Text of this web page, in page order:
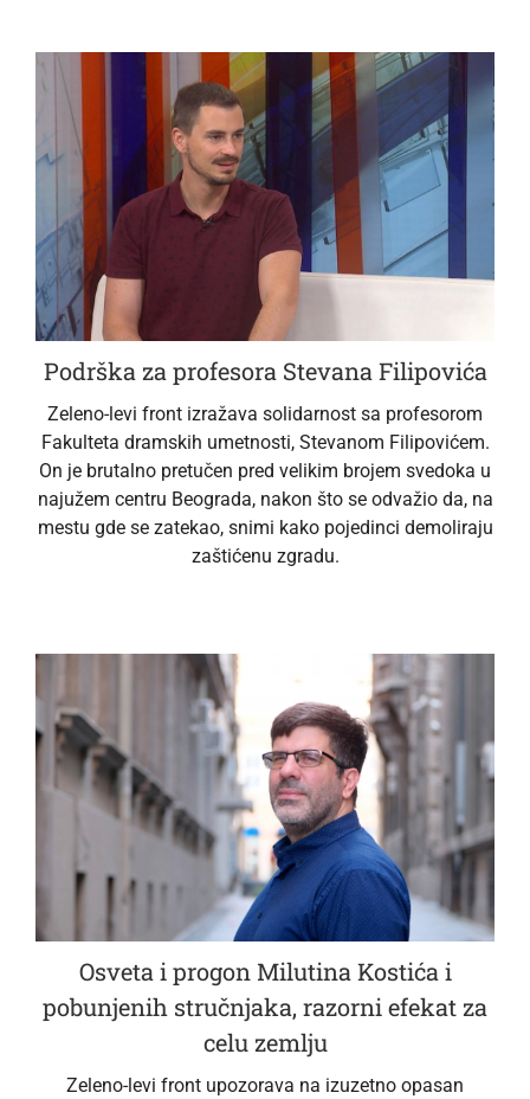
Podrška za profesora Stevana Filipovića
Zeleno-levi front izražava solidarnost sa profesorom
Fakulteta dramskih umetnosti, Stevanom Filipovićem.
On je brutalno pretučen pred velikim brojem svedoka u
najužem centru Beograda, nakon što se odvažio da, na
mestu gde se zatekao, snimi kako pojedinci demoliraju
zaštićenu zgradu.
Osveta i progon Milutina Kostića i
pobunjenih stručnjaka, razorni efekat za
celu zemlju
Zeleno-levi front upozorava na izuzetno opasan